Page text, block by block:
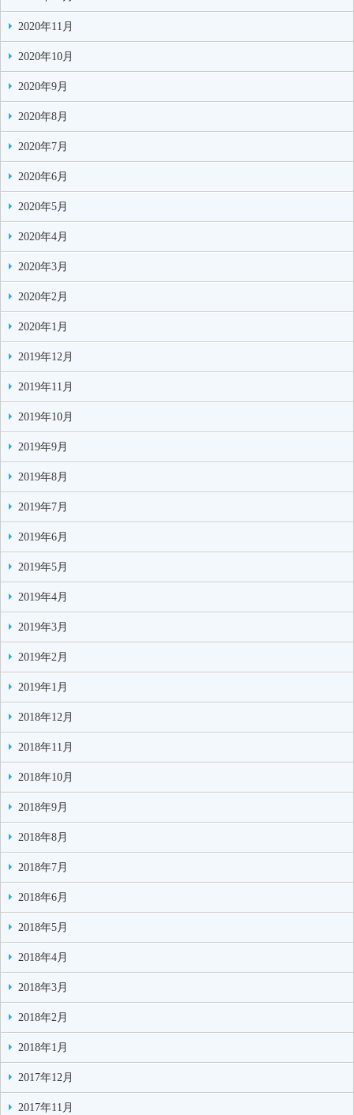
2020年11月
2020年10月
2020年9月
2020年8月
2020年7月
2020年6月
2020年5月
2020年4月
2020年3月
2020年2月
2020年1月
2019年12月
2019年11月
2019年10月
2019年9月
2019年8月
2019年7月
2019年6月
2019年5月
2019年4月
2019年3月
2019年2月
2019年1月
2018年12月
2018年11月
2018年10月
2018年9月
2018年8月
2018年7月
2018年6月
2018年5月
2018年4月
2018年3月
2018年2月
2018年1月
2017年12月
2017年11月